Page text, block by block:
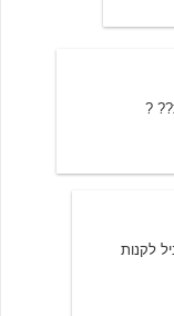
?
לקנות